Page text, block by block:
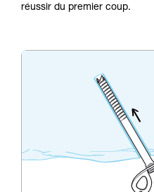
réussir du premier coup.